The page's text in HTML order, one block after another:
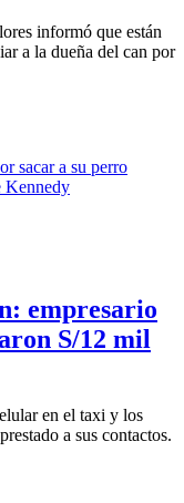
informó que están
a la dueña del can por
empresario
S/12 mil
en el taxi y los
a sus contactos.